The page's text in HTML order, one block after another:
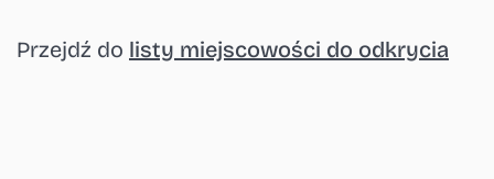
Przejdź do listy miejscowości do odkrycia